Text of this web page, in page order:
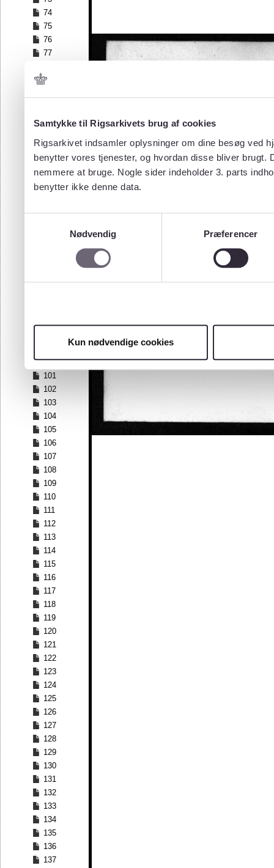
Samtykke til Rigsarkivets brug af cookies
Rigsarkivet indsamler oplysninger om dine besøg ved
benytter vores tjenester, og hvordan disse bliver
nemmere at bruge. Nogle sider indeholder 3. parts
benytter ikke denne data.
Nødvendig
Præferencer
Kun nødvendige cookies
74
75
76
77
79
82
84
85
86
87
89
94
100
101
102
103
104
105
106
107
108
109
110
111
112
113
114
115
116
117
118
119
120
121
122
123
124
125
126
127
128
129
130
131
132
133
134
135
136
137